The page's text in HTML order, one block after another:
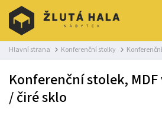
Hlavní strana Konferenční stolky
Konferenční stolek,
/ čiré sklo